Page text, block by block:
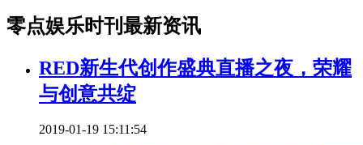
零点娱乐时刊最新资讯
RED新生代创作盛典直播之夜，荣耀
与创意共绽
2019-01-19 15:11:54